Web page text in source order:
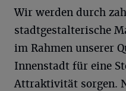
Wir werden durch
stadtgestalterische
im Rahmen unserer
Innenstadt für eine
Attraktivität sorgen.